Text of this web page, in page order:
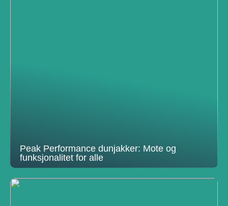
Peak Performance dunjakker: Mote og
funksjonalitet for alle